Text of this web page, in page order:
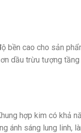
bền cao cho sản
dầu trừu tượng
hợp kim có khả
ánh sáng lung linh,